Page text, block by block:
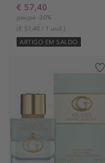
€ 57,40
poupe -30%
(€ 57,40 / 1 und.)
ARTIGO EM SALDO